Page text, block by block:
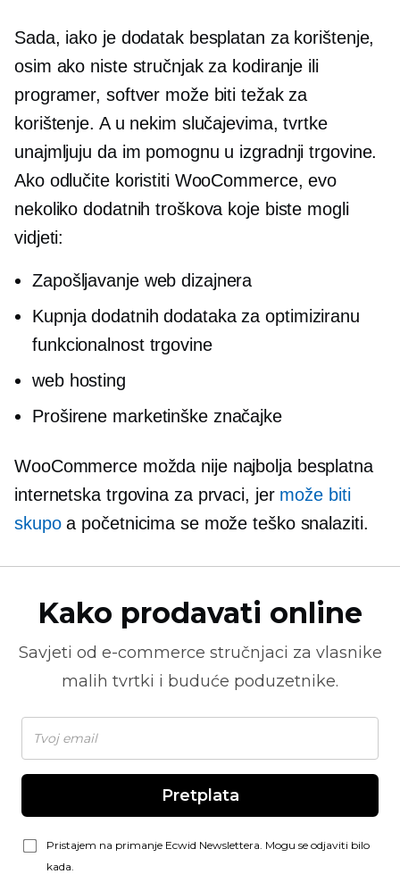
Sada, iako je dodatak besplatan za korištenje,
osim ako niste stručnjak za kodiranje ili
programer, softver može biti težak za
korištenje. A u nekim slučajevima, tvrtke
unajmljuju da im pomognu u izgradnji trgovine.
Ako odlučite koristiti WooCommerce, evo
nekoliko dodatnih troškova koje biste mogli
vidjeti:
Zapošljavanje web dizajnera
Kupnja dodatnih dodataka za optimiziranu
funkcionalnost trgovine
web hosting
Proširene marketinške značajke
WooCommerce možda nije najbolja besplatna
internetska trgovina za prvaci, jer može biti
skupoa početnicima se može teško snalaziti.
Kako prodavati online
Savjeti od e-commerce stručnjaci za vlasnike
malih tvrtki i buduće poduzetnike.
Pretplata
Pristajem na primanje Ecwid Newslettera. Mogu se odjaviti bilo
kada.